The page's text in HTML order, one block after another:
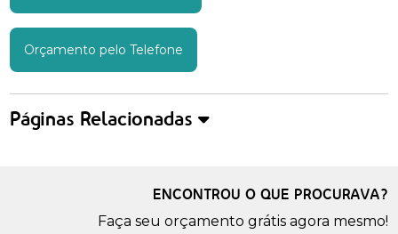
Orçamento pelo Telefone
Páginas Relacionadas
ENCONTROU O QUE PROCURAVA?
Faça seu orçamento grátis agora mesmo!